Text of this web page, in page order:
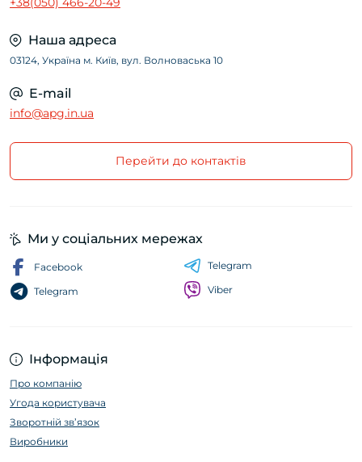
Наша адреса
03124, Україна м. Київ, вул. Волноваська 10
E-mail
info@apg.in.ua
Перейти до контактів
Інформація
Про компанію
Угода користувача
Зворотній зв’язок
Виробники
Ми у соціальних мережах
Facebook
Telegram
Telegram
Viber